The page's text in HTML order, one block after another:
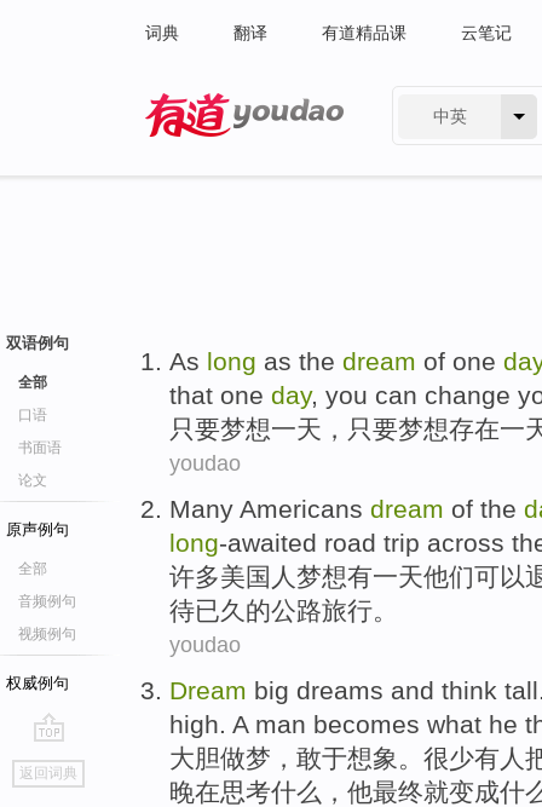
词典 翻译 有道精品课 云笔记
中英
双语例句
全部
口语
书面语
论文
原声例句
全部
音频例句
视频例句
权威例句
go
top
返回词典
As long as the dream of one day
that one day, you can change
只要梦想一天 ，只要梦想存在一
youdao
Many Americans dream of the
long-awaited road trip across
许多美国 人 梦想有一天他们可以
待已久 的公路旅行。
youdao
Dream big dreams and think tall
high A man becomes what he
大胆做梦 ， 敢于想象 。 很少有人
晚在思考什么 ， 他最终就变成什